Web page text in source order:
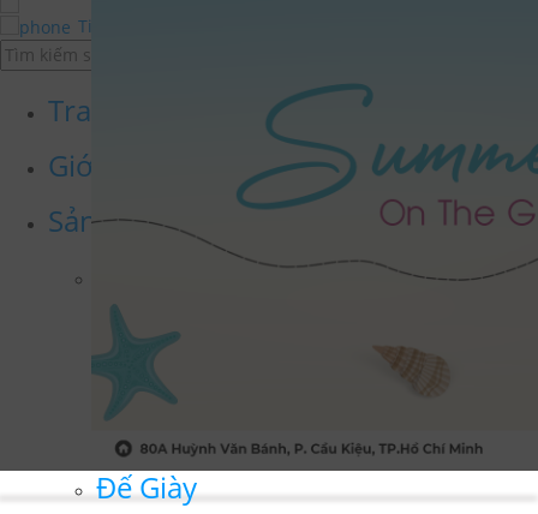
Tiếng Việt
Trang chủ
Giới thiệu
Sản phẩm
Giày Dép Thành Phẩm
Giày Dép PU Liền Quai
GIÀY DÉP PVC
GIÀY VẢI
Đế Giày